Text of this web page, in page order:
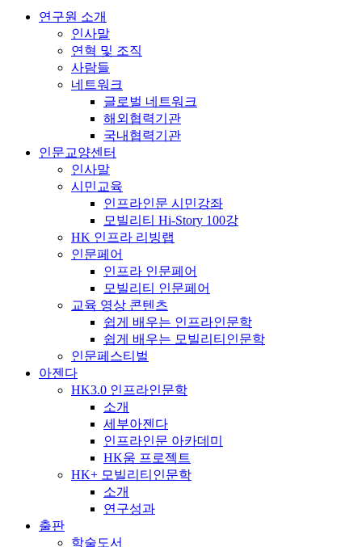
연구원 소개
인사말
연혁 및 조직
사람들
네트워크
글로벌 네트워크
해외협력기관
국내협력기관
인문교양센터
인사말
시민교육
인프라인문 시민강좌
모빌리티 Hi-Story 100강
HK 인프라 리빙랩
인문페어
인프라 인문페어
모빌리티 인문페어
교육 영상 콘텐츠
쉽게 배우는 인프라인문학
쉽게 배우는 모빌리티인문학
인문페스티벌
아젠다
HK3.0 인프라인문학
소개
세부아젠다
인프라인문 아카데미
HK움 프로젝트
HK+ 모빌리티인문학
소개
연구성과
출판
학술도서